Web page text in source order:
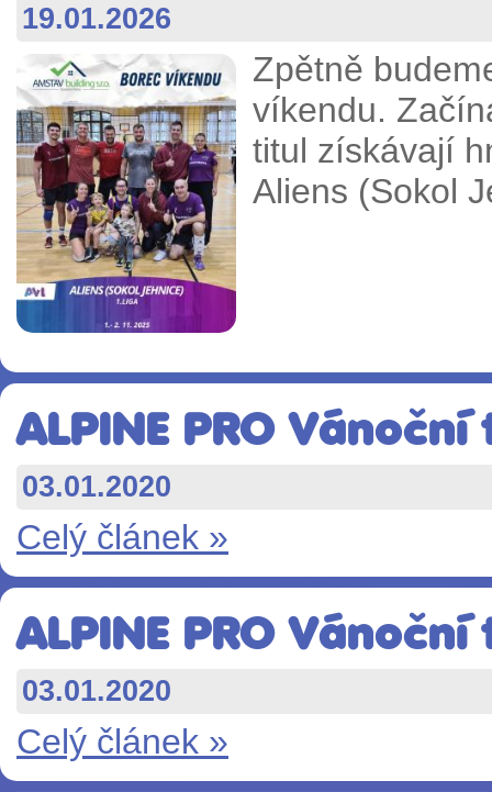
19.01.2026
Zpětně
víkendu.
titul získávají
Aliens (Sokol
ALPINE PRO
03.01.2020
Celý článek »
ALPINE PRO
03.01.2020
Celý článek »